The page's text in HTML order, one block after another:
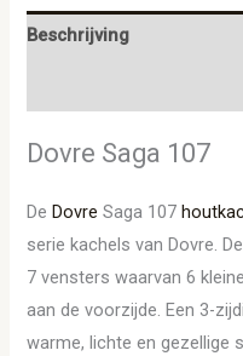
Beschrijving
Dovre Saga 107
DeDovre Saga 107
serie kachels van Dovre.
7 vensters waarvan 6
aan de voorzijde. Een 3-
warme, lichte en gezellige